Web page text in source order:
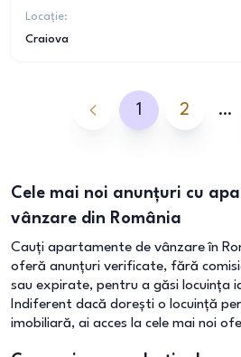
Locație:
Craiova
1 2 …
Cele mai noi anunțuri cu
vânzare din România
Cauți apartamente de vânzare în
oferă anunțuri verificate, fără
sau expirate, pentru a găsi locuința
Indiferent dacă dorești o locuință
imobiliară, ai acces la cele mai noi